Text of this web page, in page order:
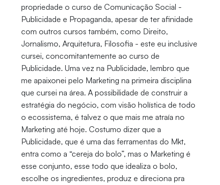
propriedade o curso de Comunicação Social -
Publicidade e Propaganda, apesar de ter afinidade
com outros cursos também, como Direito,
Jornalismo, Arquitetura, Filosofia - este eu inclusive
cursei, concomitantemente ao curso de
Publicidade. Uma vez na Publicidade, lembro que
me apaixonei pelo Marketing na primeira disciplina
que cursei na área. A possibilidade de construir a
estratégia do negócio, com visão holística de todo
o ecossistema, é talvez o que mais me atraía no
Marketing até hoje. Costumo dizer que a
Publicidade, que é uma das ferramentas do Mkt,
entra como a “cereja do bolo”, mas o Marketing é
esse conjunto, esse todo que idealiza o bolo,
escolhe os ingredientes, produz e direciona pra